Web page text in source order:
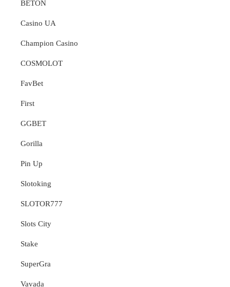
BETON
Casino UA
Champion Casino
COSMOLOT
FavBet
First
GGBET
Gorilla
Pin Up
Slotoking
SLOTOR777
Slots City
Stake
SuperGra
Vavada